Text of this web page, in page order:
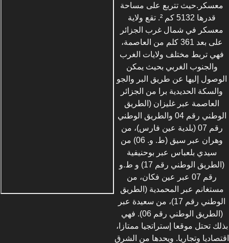
معسكر.حيث تتربع على مساحة
قدرها 5132 كم ². تقع ولاية
معسكر في شمال غرب الجزائر
على بعد 361 كلم من العاصمة،
فهي تربط مختلف ولايات الغرب
والجنوب الغربي بحيث يمكن
الوصول إليها عن طريق البر والجو
والسكة الحديدية برا من الجزائر
العاصمة عبر غليزان (الطريق
الوطني رقم 04 والطريق الوطني
رقم 07 (بلدية عين فارس)، من
وهران عبر سيق (ط. و. 06) من
سيدي بلعباس عبر بوحنيفية
(الطريق الوطني رقم 17) و ط.و
رقم 07 عبر عين فكان، من
مستغانم عبر المحمدية (الطريق
الوطني رقم 17)، من سعيدة عبر
(الطريق الوطني رقم 06). فهي
بذلك تحتل موقعا إستراتجيا ممتازا،
اقتصاديا وتجاريا. ويحدها من الشرق